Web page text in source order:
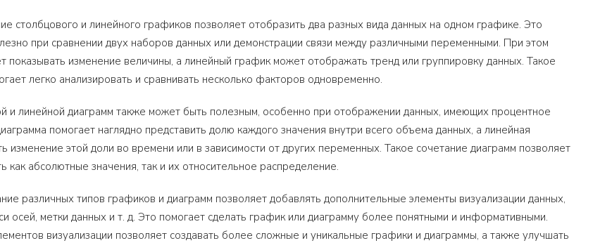
столбцового и линейного графиков позволяет отобразить два разных вида данных на одном графике. Это
при сравнении двух наборов данных или демонстрации связи между различными переменными. При этом
показывать изменение величины, а линейный график может отображать тренд или группировку данных. Такое
легко анализировать и сравнивать несколько факторов одновременно.
и линейной диаграмм также может быть полезным, особенно при отображении данных, имеющих процентное
помогает наглядно представить долю каждого значения внутри всего объема данных, а линейная
изменение этой доли во времени или в зависимости от других переменных. Такое сочетание диаграмм позволяет
как абсолютные значения, так и их относительное распределение.
различных типов графиков и диаграмм позволяет добавлять дополнительные элементы визуализации данных,
осей, метки данных и т. д. Это помогает сделать график или диаграмму более понятными и информативными.
визуализации позволяет создавать более сложные и уникальные графики и диаграммы, а также улучшать